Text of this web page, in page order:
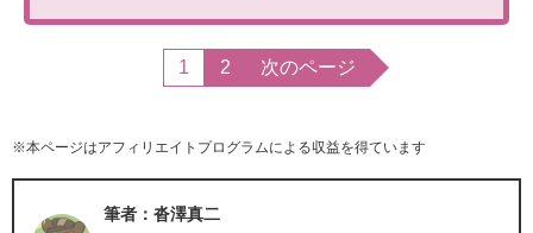
1 2 次のページ
※本ページはアフィリエイトプログラムによる収益を得ています
筆者：沓澤真二